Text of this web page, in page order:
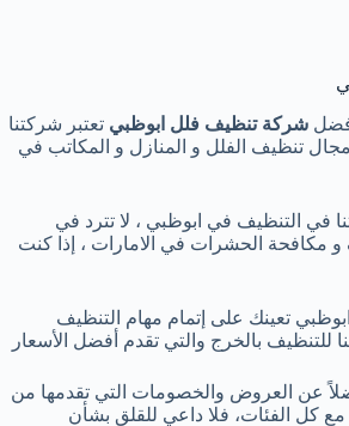
شركة تنظيف فلل ابوظبي تعتبر شركتنا
تنظيف الفلل و المنازل و المكاتب في
في التنظيف في ابوظبي ، لا تترد في
و مكافحة الحشرات في الامارات ، إذا كنت
تعينك على إتمام مهام التنظيف
للتنظيف بالخرج والتي تقدم أفضل الأسعار
عن العروض والخصومات التي تقدمها من
كل الفئات، فلا داعي للقلق بشأن